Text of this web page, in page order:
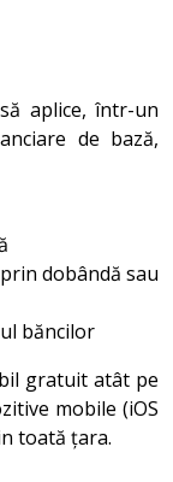
aplice, într-un
de bază,
dobândă sau
băncilor
gratuit atât pe
mobile (iOS
toată țara.